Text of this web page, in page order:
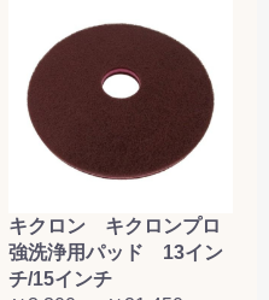
キクロン キクロンプロ
強洗浄用パッド 13イン
チ/15インチ